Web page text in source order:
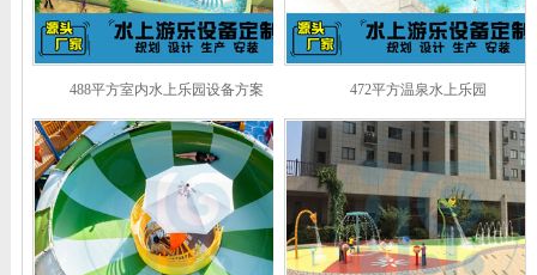
488平方室内水上乐园设备方案 472平方温泉水上乐园